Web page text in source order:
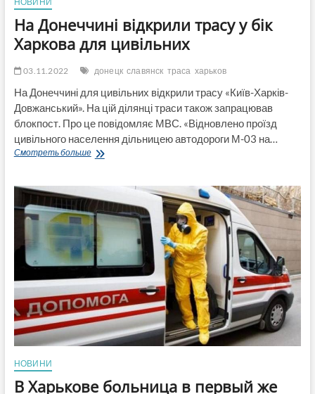
На Донеччині відкрили трасу у бік
Харкова для цивільних
03.11.2022 донецк славянск траса харьков
На Донеччині для цивільних відкрили трасу «Київ-Харків-
Довжанський». На цій ділянці траси також запрацював
блокпост. Про це повідомляє МВС. «Відновлено проїзд
цивільного населення дільницею автодороги М-03 на…
Смотреть большеНа
у
бік
Харкова
для
цивільних
НОВИНИ
В Харькове больница в первый же